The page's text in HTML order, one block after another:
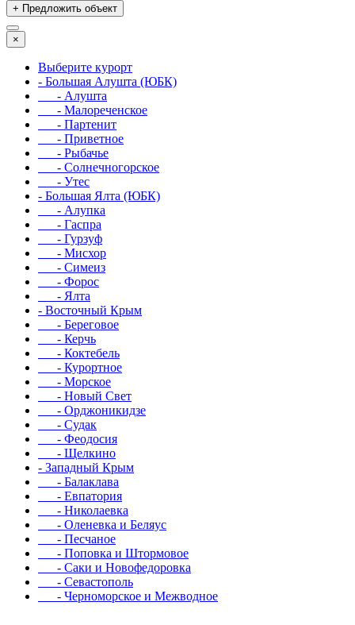
+ Предложить объект
×
Выберите курорт
- Большая Алушта (ЮБК)
- Алушта
- Малореченское
- Партенит
- Приветное
- Рыбачье
- Солнечногорское
- Утес
- Большая Ялта (ЮБК)
- Алупка
- Гаспра
- Гурзуф
- Мисхор
- Симеиз
- Форос
- Ялта
- Восточный Крым
- Береговое
- Керчь
- Коктебель
- Курортное
- Морское
- Новый Свет
- Орджоникидзе
- Судак
- Феодосия
- Щелкино
- Западный Крым
- Балаклава
- Евпатория
- Николаевка
- Оленевка и Беляус
- Песчаное
- Поповка и Штормовое
- Саки и Новофедоровка
- Севастополь
- Черноморское и Межводное